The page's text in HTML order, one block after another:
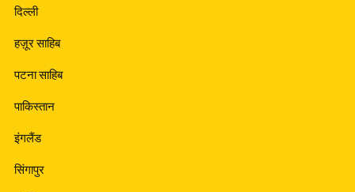
दिल्ली
हज़ूर साहिब
पटना साहिब
पाकिस्तान
इंगलैंड
सिंगापुर